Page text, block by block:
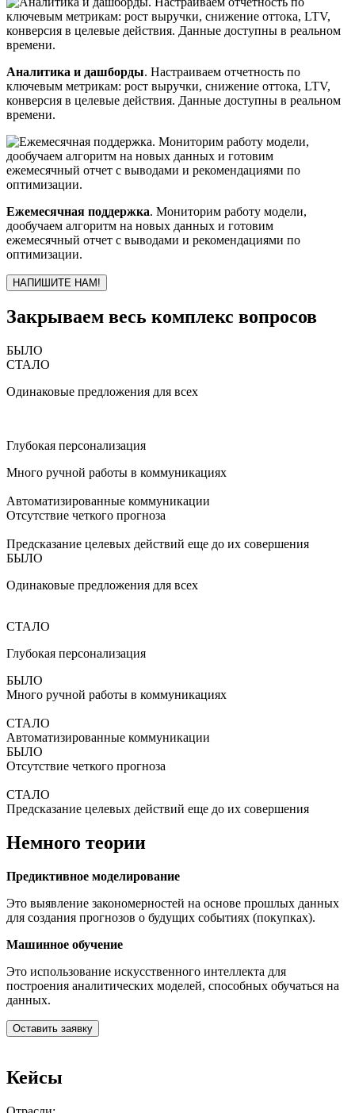
Аналитика и дашборды. Настраиваем отчетность по
ключевым метрикам: рост выручки, снижение оттока, LTV,
конверсия в целевые действия. Данные доступны в реальном
времени.
Ежемесячная поддержка. Мониторим работу модели,
дообучаем алгоритм на новых данных и готовим
ежемесячный отчет с выводами и рекомендациями по
оптимизации.
НАПИШИТЕ НАМ!
Закрываем весь комплекс вопросов
БЫЛО
СТАЛО
Одинаковые предложения для всех
Глубокая персонализация
Много ручной работы в коммуникациях
Автоматизированные коммуникации
Отсутствие четкого прогноза
Предсказание целевых действий еще до их совершения
БЫЛО
Одинаковые предложения для всех
СТАЛО
Глубокая персонализация
БЫЛО
Много ручной работы в коммуникациях
СТАЛО
Автоматизированные коммуникации
БЫЛО
Отсутствие четкого прогноза
СТАЛО
Предсказание целевых действий еще до их совершения
Немного теории
Предиктивное моделирование
Это выявление закономерностей на основе прошлых данных
для создания прогнозов о будущих событиях (покупках).
Машинное обучение
Это использование искусственного интеллекта для
построения аналитических моделей, способных обучаться на
данных.
Оставить заявку
Кейсы